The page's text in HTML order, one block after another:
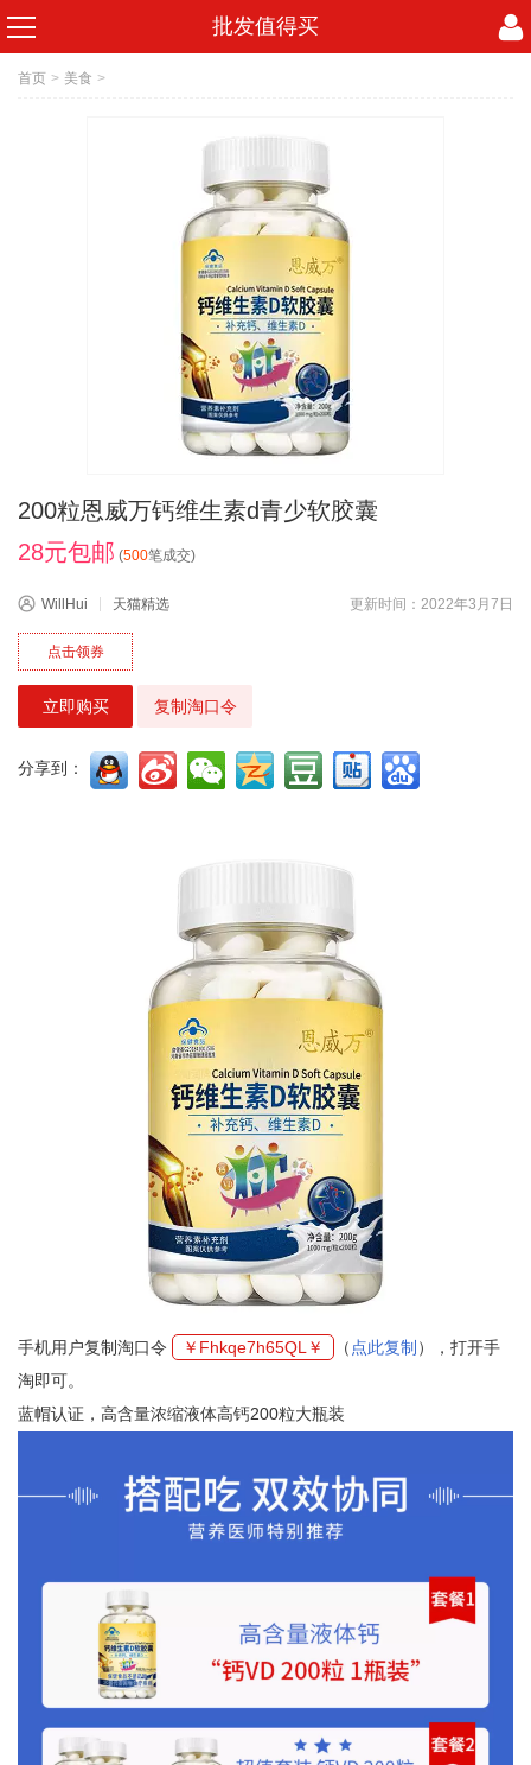
批发值得买
首页 > 美食 >
200粒恩威万钙维生素d青少软胶囊
28元包邮 (500笔成交)
WillHui 天猫精选 更新时间：2022年3月7日
点击领券
立即购买 复制淘口令
分享到：
手机用户复制淘口令 ￥Fhkqe7h65QL￥ （ 点此复制 ），打开手
淘即可。
蓝帽认证，高含量浓缩液体高钙200粒大瓶装